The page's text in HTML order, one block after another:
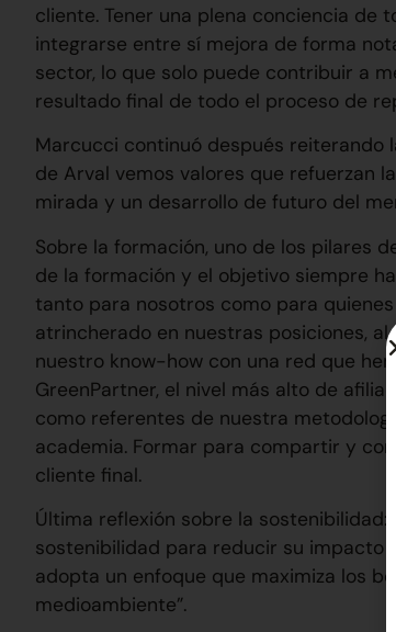
cliente. Tener una plena conciencia
integrarse entre sí mejora de forma
sector, lo que solo puede contribuir a
resultado final de todo el proceso de
Marcucci continuó después reiterando
de Arval vemos valores que refuerzan
mirada y un desarrollo de futuro del
Sobre la formación, uno de los pilares
de la formación y el objetivo siempre
tanto para nosotros como para
atrincherado en nuestras posiciones,
nuestro know-how con una red que
GreenPartner, el nivel más alto de
como referentes de nuestra
academia. Formar para compartir y
cliente final.
Última reflexión sobre la
sostenibilidad para reducir su impacto
adopta un enfoque que maximiza los
medioambiente”.